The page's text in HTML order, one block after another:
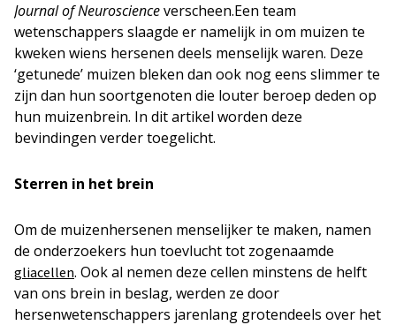
Journal of Neuroscienceverscheen.Een team
wetenschappers slaagde er namelijk in om muizen te
kweken wiens hersenen deels menselijk waren. Deze
‘getunede’ muizen bleken dan ook nog eens slimmer te
zijn dan hun soortgenoten die louter beroep deden op
hun muizenbrein. In dit artikel worden deze
bevindingen verder toegelicht.
Sterren in het brein
Om de muizenhersenen menselijker te maken, namen
de onderzoekers hun toevlucht tot zogenaamde
gliacellen. Ook al nemen deze cellen minstens de helft
van ons brein in beslag, werden ze door
hersenwetenschappers jarenlang grotendeels over het